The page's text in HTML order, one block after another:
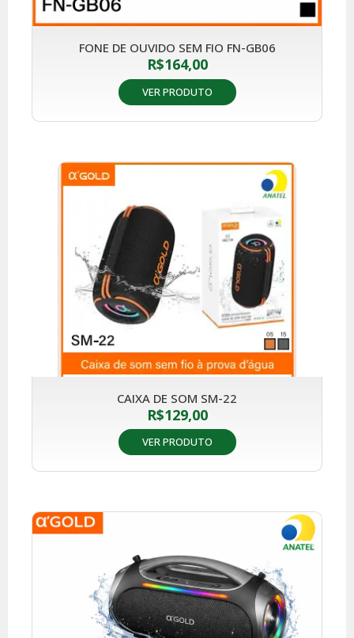
FONE DE OUVIDO SEM FIO FN-GB06
R$164,00
VER PRODUTO
CAIXA DE SOM SM-22
R$129,00
VER PRODUTO